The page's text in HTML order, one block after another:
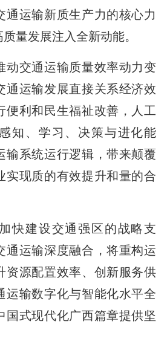
通运输新质生产力的核心力
量发展注入全新动能。
动交通运输质量效率动力变
通运输发展直接关系经济效
便利和民生福祉改善，人工
知、学习、决策与进化能
输系统运行逻辑，带来颠覆
实现质的有效提升和量的合
快建设交通强区的战略支
通运输深度融合，将重构运
资源配置效率、创新服务供
运输数字化与智能化水平全
国式现代化广西篇章提供坚